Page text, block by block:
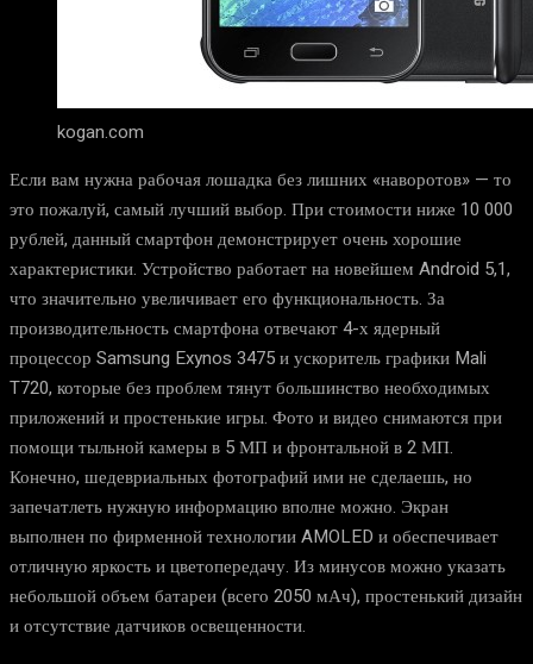
kogan.com
Если вам нужна рабочая лошадка без лишних «наворотов» — то
это пожалуй, самый лучший выбор. При стоимости ниже 10 000
рублей, данный смартфон демонстрирует очень хорошие
характеристики. Устройство работает на новейшем Android 5,1,
что значительно увеличивает его функциональность. За
производительность смартфона отвечают 4-х ядерный
процессор Samsung Exynos 3475 и ускоритель графики Mali
T720, которые без проблем тянут большинство необходимых
приложений и простенькие игры. Фото и видео снимаются при
помощи тыльной камеры в 5 МП и фронтальной в 2 МП.
Конечно, шедевриальных фотографий ими не сделаешь, но
запечатлеть нужную информацию вполне можно. Экран
выполнен по фирменной технологии AMOLED и обеспечивает
отличную яркость и цветопередачу. Из минусов можно указать
небольшой объем батареи (всего 2050 мАч), простенький дизайн
и отсутствие датчиков освещенности.